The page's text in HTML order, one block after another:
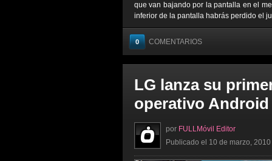
que van bajando por la pantalla en el
inferior de la pantalla habrás perdido el
0 COMENTARIOS
LG lanza su
operativo Android
por FULLMóvil Editor
Publicado el 10 de marzo,